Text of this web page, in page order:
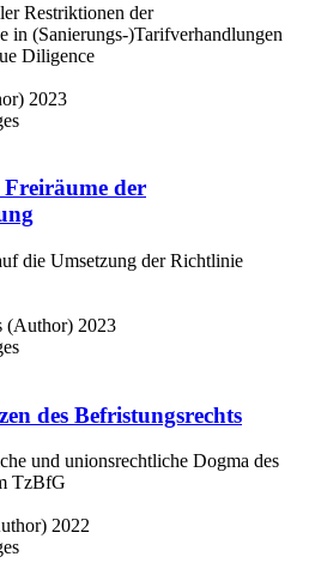
Restriktionen der
in (Sanierungs-)Tarifverhandlungen
Diligence
2023
der
die Umsetzung der Richtlinie
(Author) 2023
des Befristungsrechts
und unionsrechtliche Dogma des
TzBfG
2022